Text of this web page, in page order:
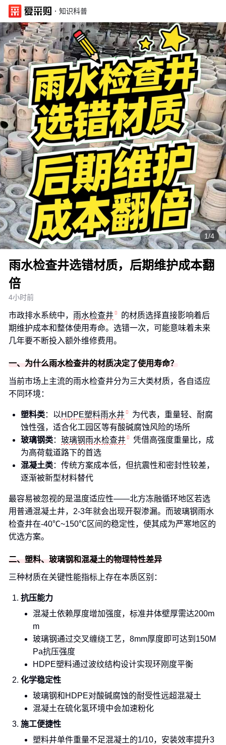
· 知识科普
1/4
雨水检查井选错材质，后期维护成本翻
倍
4小时前
市政排水系统中， 雨水检查井
的材质选择直接影响着后
期维护成本和整体使用寿命。选错一次，可能意味着未来
几年要不断投入额外维修费用。
一、为什么雨水检查井的材质决定了使用寿命？
当前市场上主流的雨水检查井分为三大类材质，各自适应
不同环境：
塑料类：以HDPE塑料雨水井
为代表，重量轻、耐腐
蚀性强，适合化工园区等有酸碱腐蚀风险的场所
玻璃钢类： 玻璃钢雨水检查井
凭借高强度重量比，成
为高荷载道路下的首选
混凝土类：传统方案成本低，但抗震性和密封性较差，
逐渐被新型材料替代
最容易被忽视的是温度适应性——北方冻融循环地区若选
用普通混凝土井，2-3年就会出现开裂渗漏。而玻璃钢雨水
检查井在-40℃~150℃区间的稳定性，使其成为严寒地区的
优选方案。
二、塑料、玻璃钢和混凝土的物理特性差异
三种材质在关键性能指标上存在本质区别：
抗压能力
混凝土依赖厚度增加强度，标准井体壁厚需达200m
m
玻璃钢通过交叉缠绕工艺，8mm厚度即可达到150M
Pa抗压强度
HDPE塑料通过波纹结构设计实现环刚度平衡
化学稳定性
玻璃钢和HDPE对酸碱腐蚀的耐受性远超混凝土
混凝土在硫化氢环境中会加速粉化
施工便捷性
塑料井单件重量不足混凝土的1/10，安装效率提升3